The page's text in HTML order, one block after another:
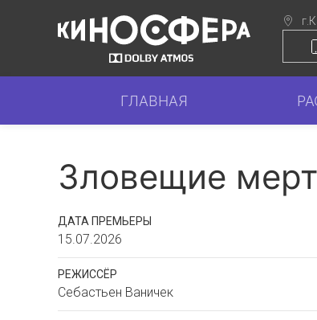
ГЛАВНАЯ
Зловещие
ДАТА ПРЕМЬЕРЫ
15.07.2026
РЕЖИССЁР
Себастьен Ваничек